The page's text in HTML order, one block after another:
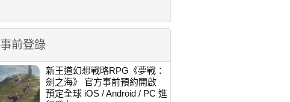
事前登錄
新王道幻想戰略RPG《夢戰：
劍之海》 官方事前預約開啟
預定全球 iOS / Android / PC 進